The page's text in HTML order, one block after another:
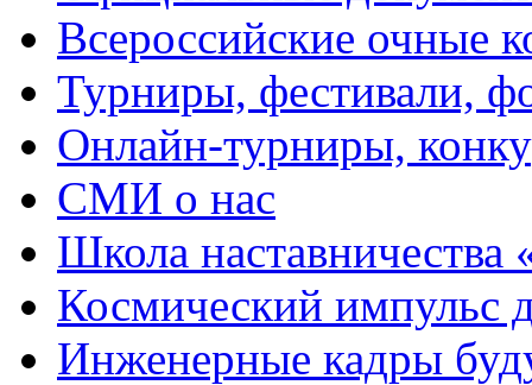
Всероссийские очные
Турниры, фестивали,
Онлайн-турниры,
СМИ о нас
Школа
Космический импульс
Инженерные кадры